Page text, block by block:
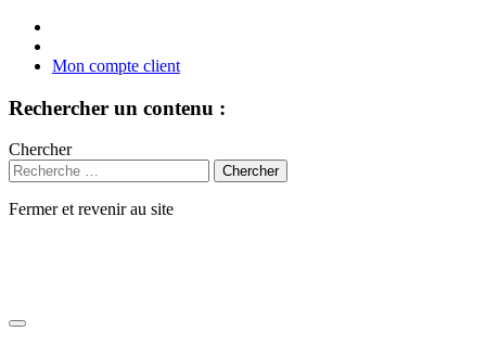
Mon compte client
Rechercher un contenu :
Chercher
Fermer et revenir au site